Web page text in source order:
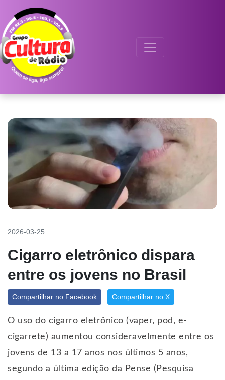
2026-03-25
Cigarro eletrônico dispara
entre os jovens no Brasil
Compartilhar no Facebook Compartilhar no X
O uso do cigarro eletrônico (vaper, pod, e-
cigarrete) aumentou consideravelmente entre os
jovens de 13 a 17 anos nos últimos 5 anos,
segundo a última edição da Pense (Pesquisa